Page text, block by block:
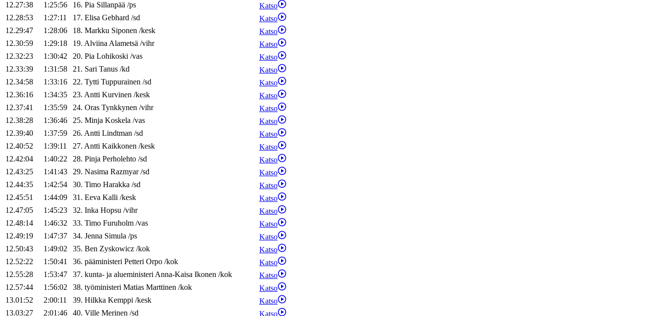
12.27:38
1:25:56 16. Pia Sillanpää /ps
Katso
12.28:53
1:27:11 17. Elisa Gebhard /sd
Katso
12.29:47
1:28:06 18. Markku Siponen /kesk
Katso
12.30:59
1:29:18 19. AlviinaAlametsä /vihr
Katso
12.32:23
1:30:42 20. Pia Lohikoski /vas
Katso
12.33:39
1:31:58 21. Sari Tanus /kd
Katso
12.34:58
1:33:16 22. Tytti Tuppurainen /sd
Katso
12.36:16
1:34:35 23. Antti Kurvinen /kesk
Katso
12.37:41
1:35:59 24. Oras Tynkkynen /vihr
Katso
12.38:28
1:36:46 25. Minja Koskela /vas
Katso
12.39:40
1:37:59 26. Antti Lindtman /sd
Katso
12.40:52
1:39:11 27. Antti Kaikkonen /kesk
Katso
12.42:04
1:40:22 28. Pinja Perholehto /sd
Katso
12.43:25
1:41:43 29. Nasima Razmyar/sd
Katso
12.44:35
1:42:54 30. Timo Harakka /sd
Katso
12.45:51
1:44:09 31. Eeva Kalli /kesk
Katso
12.47:05
1:45:23 32. Inka Hopsu /vihr
Katso
12.48:14
1:46:32 33. Timo Furuholm /vas
Katso
12.49:19
1:47:37 34. Jenna Simula /ps
Katso
12.50:43
1:49:02 35. Ben Zyskowicz /kok
Katso
12.52:22
1:50:41 36. pääministeri Petteri Orpo /kok
Katso
12.55:28
1:53:47 37. kunta- ja alueministeriAnna-Kaisa Ikonen /kok
Katso
12.57:44
1:56:02 38. työministeri Matias Marttinen /kok
Katso
13.01:52
2:00:11 39. Hilkka Kemppi /kesk
Katso
13.03:27
2:01:46 40. Ville Merinen /sd
Katso